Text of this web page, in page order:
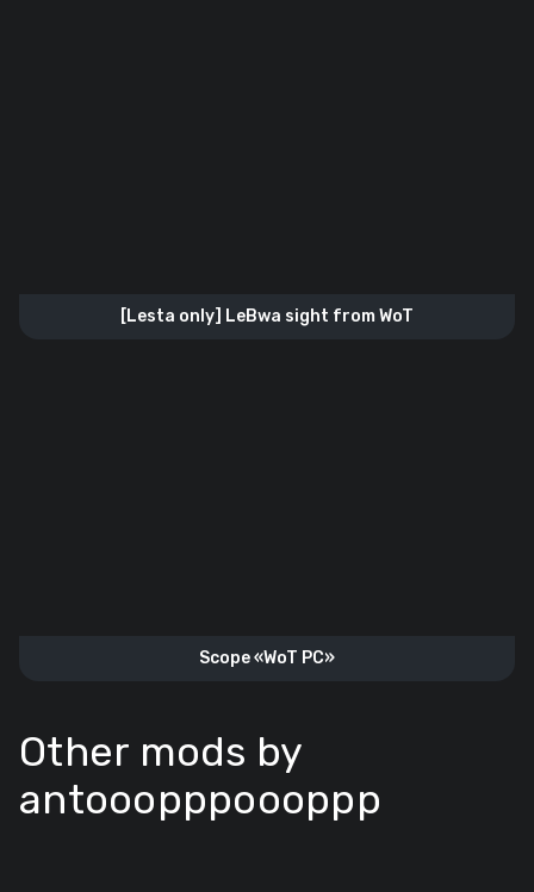
[Lesta only] LeBwa sight from WoT
Scope «WoT PC»
Other mods by
antooopppoooppp